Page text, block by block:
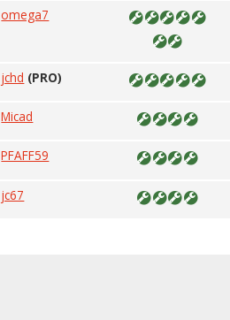
omega7
jchd (PRO)
Micad
PFAFF59
jc67